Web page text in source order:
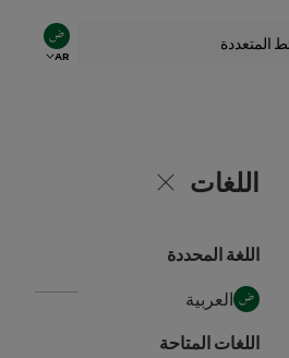
AR
اللغات إغلاق
اللغة المحددة
العربية
اللغات المتاحة